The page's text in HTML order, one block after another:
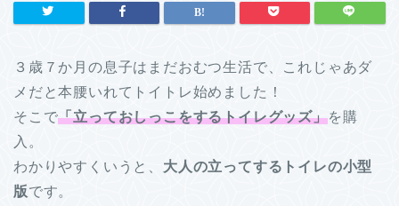
３歳７か月の息子はまだおむつ生活で、これじゃあダ
メだと本腰いれてトイトレ始めました！
そこで「立っておしっこをするトイレグッズ」を購
入。
わかりやすくいうと、 大人の立ってするトイレの小型
版です。